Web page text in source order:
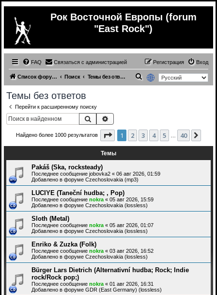
Рок Восточной Европы (forum
"East Rock")
FAQ Связаться с администрацией Вход
Регистрация
Список форумов Поиск Темы без ответов
Темы без ответов
Перейти к расширенному поиску
Поиск
Найдено более 1000 результатов Страница из 40
1 2 3 4 5 40
Темы
Pakáš (Ska, rocksteady)
Последнее сообщение jobovka2 « 06 авг 2026, 01:59
Добавлено в форуме Czechoslovakia (mp3)
LUCIYE (Taneční hudba; , Pop)
Последнее сообщение nokra « 05 авг 2026, 15:59
Добавлено в форуме Czechoslovakia (lossless)
Sloth (Metal)
Последнее сообщение nokra « 05 авг 2026, 01:07
Добавлено в форуме Czechoslovakia (lossless)
Enriko & Zuzka (Folk)
Последнее сообщение nokra « 03 авг 2026, 16:52
Добавлено в форуме Czechoslovakia (lossless)
Bürger Lars Dietrich (Alternativní hudba; Rock; Indie
rock/Rock pop;)
Последнее сообщение nokra « 01 авг 2026, 16:31
Добавлено в форуме GDR (East Germany) (lossless)